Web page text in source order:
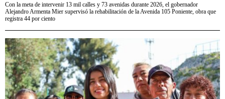
Con la meta de intervenir 13 mil calles y 73 avenidas durante 2026, el gobernador
Alejandro Armenta Mier supervisó la rehabilitación de la Avenida 105 Poniente, obra que
registra 44 por ciento